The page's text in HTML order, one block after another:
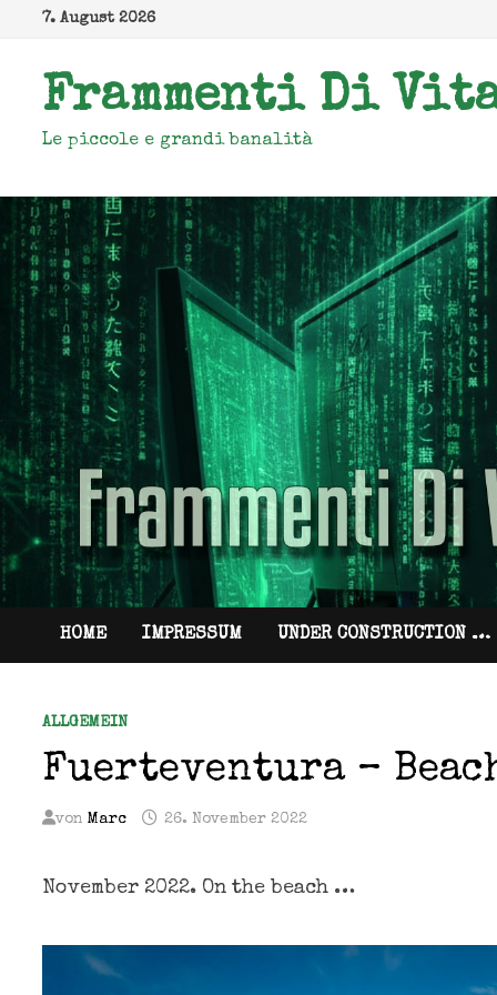
springen
7. August 2026
Frammenti Di
Le piccole e grandi banalità
HOME IMPRESSUM UNDER CONSTRUCTION …
ALLGEMEIN
Fuerteventura –
vonMarc 26. November 2022
November 2022. On the beach …